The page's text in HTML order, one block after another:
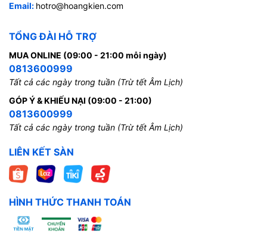
Email: hotro@hoangkien.com
TỔNG ĐÀI HỖ TRỢ
MUA ONLINE (09:00 - 21:00 mỗi ngày)
0813600999
Tất cả các ngày trong tuần (Trừ tết Âm Lịch)
GÓP Ý & KHIẾU NẠI (09:00 - 21:00)
0813600999
Tất cả các ngày trong tuần (Trừ tết Âm Lịch)
LIÊN KẾT SÀN
HÌNH THỨC THANH TOÁN